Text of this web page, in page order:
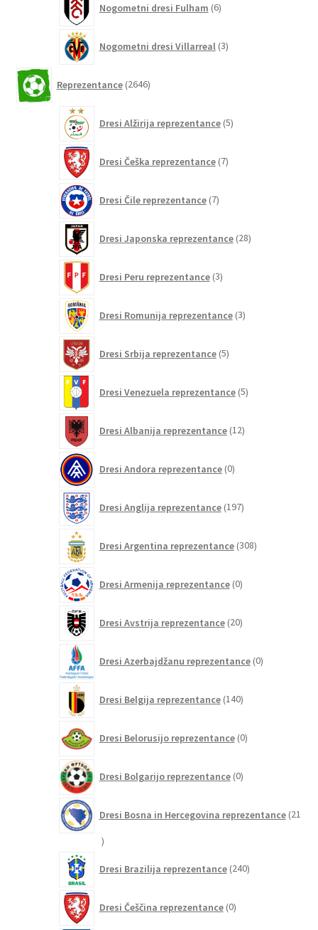
Nogometni dresi Fulham 6izdelkov
Nogometni dresi Villarreal 3izdelki
Reprezentance 2646izdelkov
Dresi Alžirija reprezentance 5izdelkov
Dresi Češka reprezentance 7izdelkov
Dresi Čile reprezentance 7izdelkov
Dresi Japonska reprezentance 28izdelkov
Dresi Peru reprezentance 3izdelki
Dresi Romunija reprezentance 3izdelki
Dresi Srbija reprezentance 5izdelkov
Dresi Venezuela reprezentance 5izdelkov
Dresi Albanija reprezentance 12izdelkov
Dresi Andora reprezentance 0izdelkov
Dresi Anglija reprezentance 197izdelkov
Dresi Argentina reprezentance 308izdelkov
Dresi Armenija reprezentance 0izdelkov
Dresi Avstrija reprezentance 20izdelkov
Dresi Azerbajdžanu reprezentance 0izdelkov
Dresi Belgija reprezentance 140izdelkov
Dresi Belorusijo reprezentance 0izdelkov
Dresi Bolgarijo reprezentance 0izdelkov
Dresi Bosna in Hercegovina reprezentance 21
21
Dresi Brazilija reprezentance 240izdelkov
Dresi Češčina reprezentance 0izdelkov